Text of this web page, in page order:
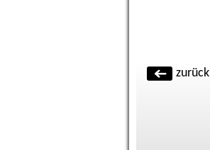
zurück